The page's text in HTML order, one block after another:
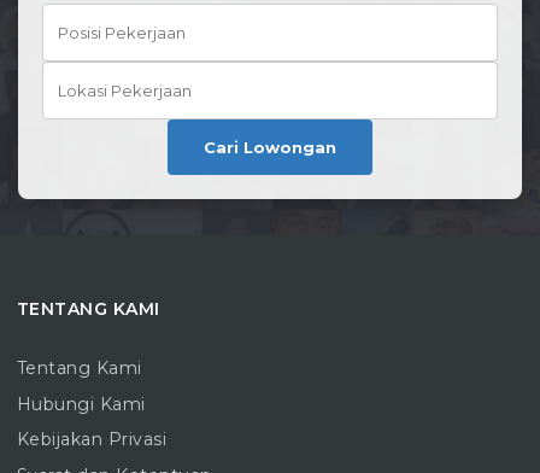
Cari Lowongan
TENTANG KAMI
Tentang Kami
Hubungi Kami
Kebijakan Privasi